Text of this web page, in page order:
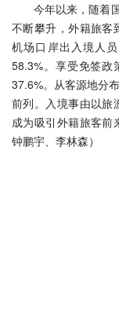
今年以来，随着
不断攀升，外籍旅客
机场口岸出入境人
58.3%。享受免签政
37.6%。从客源地分
前列。入境事由以旅
成为吸引外籍旅客前
钟鹏宇、李林森）